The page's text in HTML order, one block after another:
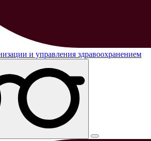
и управления здравоохранением